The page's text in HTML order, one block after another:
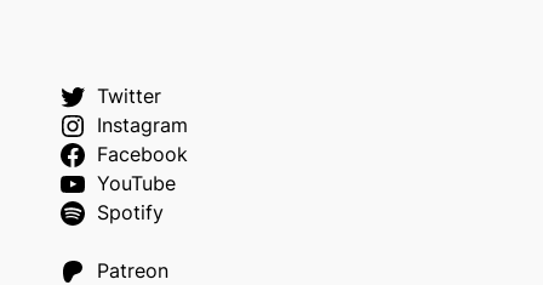
Twitter
Instagram
Facebook
YouTube
Spotify
Patreon